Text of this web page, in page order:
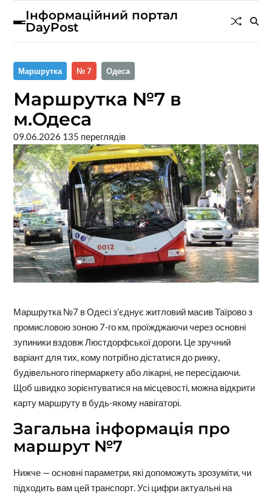
Інформаційний портал
DayPost
Маршрутка № 7 Одеса
Маршрутка №7 в
м.Одеса
09.06.2026 135 переглядів
Маршрутка №7 в Одесі з’єднує житловий масив Таїрово з
промисловою зоною 7-го км, проїжджаючи через основні
зупиники вздовж Люстдорфської дороги. Це зручний
варіант для тих, кому потрібно дістатися до ринку,
будівельного гіпермаркету або лікарні, не пересідаючи.
Щоб швидко зорієнтуватися на місцевості, можна відкрити
карту маршруту в будь-якому навігаторі.
Загальна інформація про
маршрут №7
Нижче — основні параметри, які допоможуть зрозуміти, чи
підходить вам цей транспорт. Усі цифри актуальні на